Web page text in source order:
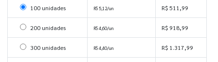
Selecionar 100 unidades
100 unidades R$ 5,12/un R$ 511,99
Selecionar 200 unidades
200 unidades R$ 4,60/un R$ 918,99
Selecionar 300 unidades
300 unidades R$ 4,40/un R$ 1.317,99